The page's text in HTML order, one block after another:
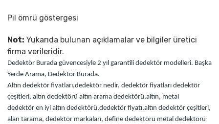
Pil ömrü göstergesi
Not: Yukarıda bulunan açıklamalar ve bilgiler üretici
firma verileridir.
Dedektör Burada güvencesiyle 2 yıl garantili dedektör modelleri. Başka
Yerde Arama, Dedektör Burada.
Altın dedektör fiyatları,dedektör nedir, dedektör fiyatları dedektör
çeşitleri, altın dedektörü altın arama dedektörü,altın, metal
dedektör en iyi altın dedektörü,dedektör fiyatı,altın dedektör çeşitleri,
alan tarama, dedektör markaları, define dedektörü metal dedektörü